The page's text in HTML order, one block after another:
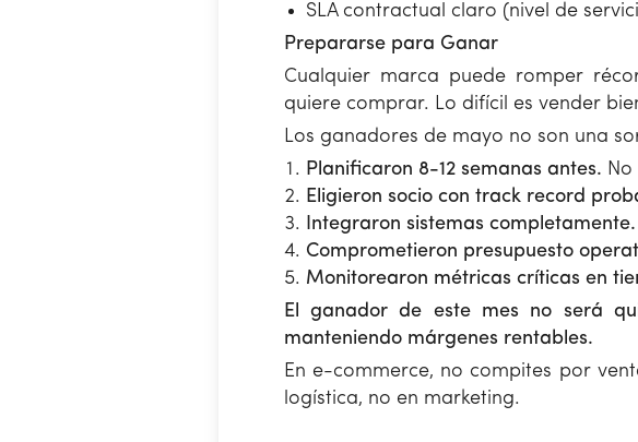
SLA contractual claro (nivel de
Prepararse para Ganar
Cualquier marca puede romper
quiere comprar. Lo difícil es vender
Los ganadores de mayo no son una
Planificaron 8-12 semanas antes.
Eligieron socio con track record
Integraron sistemas completamente.
Comprometieron presupuesto
Monitorearon métricas críticas en
El ganador de este mes no será
manteniendo márgenes rentables.
En e-commerce, no compites por
logística, no en marketing.